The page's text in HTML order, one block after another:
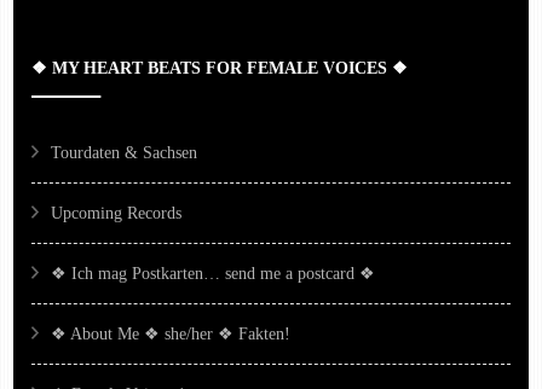
❖ MY HEART BEATS FOR FEMALE VOICES ❖
Tourdaten & Sachsen
Upcoming Records
❖ Ich mag Postkarten… send me a postcard ❖
❖ About Me ❖ she/her ❖ Fakten!